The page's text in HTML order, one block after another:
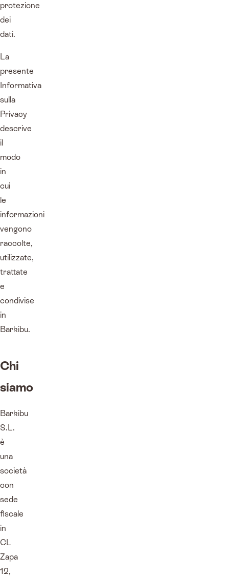
protezione
dei
dati.
La
presente
Informativa
sulla
Privacy
descrive
il
modo
in
cui
le
informazioni
vengono
raccolte,
utilizzate,
trattate
e
condivise
in
Barkibu.
Chi
siamo
Barkibu
S.L.
è
una
società
con
sede
fiscale
in
CL
Zapa
12,